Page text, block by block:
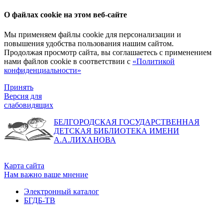
О файлах cookie на этом веб-сайте
Мы применяем файлы cookie для персонализации и
повышения удобства пользования нашим сайтом.
Продолжая просмотр сайта, вы соглашаетесь с применением
нами файлов cookie в соответствии с «Политикой
конфиденциальности»
Принять
Версия для
слабовидящих
БЕЛГОРОДСКАЯ ГОСУДАРСТВЕННАЯ
ДЕТСКАЯ БИБЛИОТЕКА ИМЕНИ
А.А.ЛИХАНОВА
Карта сайта
Нам важно ваше мнение
Электронный каталог
БГДБ-ТВ